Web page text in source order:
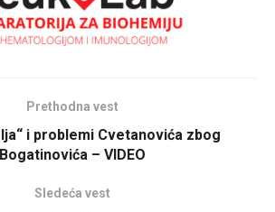
Prethodna vest
i problemi Cvetanovića zbog
Bogatinovića – VIDEO
Sledeća vest